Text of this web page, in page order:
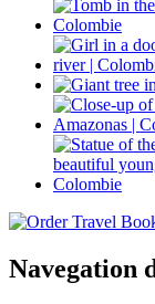
Navegation